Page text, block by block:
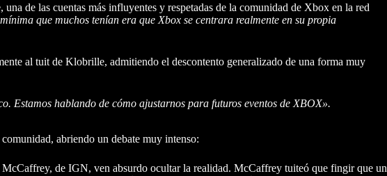
de las cuentas más influyentes y respetadas de la comunidad de Xbox en la red
que muchos tenían era que Xbox se centrara realmente en su propia
al tuit de Klobrille, admitiendo el descontento generalizado de una forma muy
Estamos hablando de cómo ajustarnos para futuros eventos de XBOX».
abriendo un debate muy intenso:
McCaffrey, de IGN, ven absurdo ocultar la realidad. McCaffrey tuiteó que fingir que un